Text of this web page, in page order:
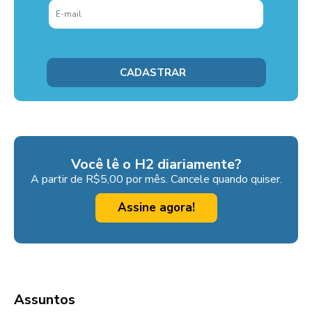
Você lê o H2 diariamente?
A partir de R$5,00 por mês. Cancele quando quiser.
Assine agora!
Assuntos